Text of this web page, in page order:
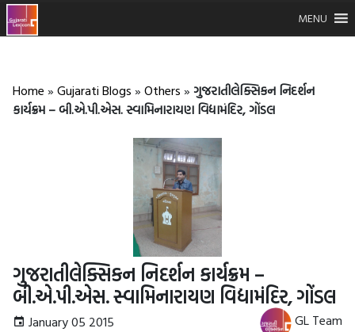
MENU
Home » Gujarati Blogs » Others » ગુજરાતીલેક્સિકન નિદર્શન
કાર્યક્રમ – બી.એ.પી.એસ. સ્વામિનારાયણ વિદ્યામંદિર, ગોંડલ
ગુજરાતીલેક્સિકન નિદર્શન કાર્યક્રમ –
બી.એ.પી.એસ. સ્વામિનારાયણ વિદ્યામંદિર, ગોંડલ
January 05 2015 GL Team